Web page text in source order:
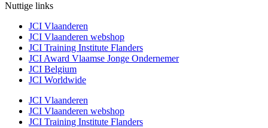
Nuttige links
JCI Vlaanderen
JCI Vlaanderen webshop
JCI Training Institute Flanders
JCI Award Vlaamse Jonge Ondernemer
JCI Belgium
JCI Worldwide
JCI Vlaanderen
JCI Vlaanderen webshop
JCI Training Institute Flanders